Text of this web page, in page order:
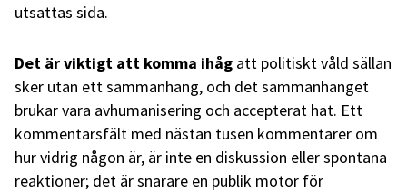
utsattas sida.
Det är viktigt att komma ihåg att politiskt våld sällan
sker utan ett sammanhang, och det sammanhanget
brukar vara avhumanisering och accepterat hat. Ett
kommentarsfält med nästan tusen kommentarer om
hur vidrig någon är, är inte en diskussion eller spontana
reaktioner; det är snarare en publik motor för